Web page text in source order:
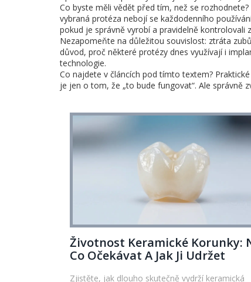
Co byste měli vědět před tím, než se
vybraná protéza nebojí se každodenního
pokud je správně vyrobí a pravidelně kontrolovali
Nezapomeňte na důležitou souvislost: ztráta
důvod, proč některé protézy dnes využívají i
technologie.
Co najdete v článcích pod tímto textem?
je jen o tom, že „to bude fungovat“. Ale správně
Životnost Keramické Korunky:
Co Očekávat A Jak Ji Udržet
Zjistěte, jak dlouho skutečně vydrží keramická